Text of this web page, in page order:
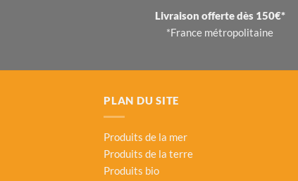
Livraison offerte dès 150€*
*France métropolitaine
PLAN DU SITE
Produits de la mer
Produits de la terre
Produits bio